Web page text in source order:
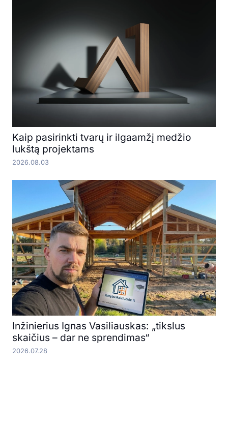
Kaip pasirinkti tvarų ir ilgaamžį medžio
lukštą projektams
2026.08.03
Inžinierius Ignas Vasiliauskas: „tikslus
skaičius – dar ne sprendimas“
2026.07.28